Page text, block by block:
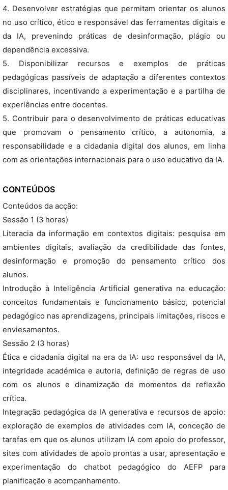
4. Desenvolver estratégias que permitam orientar os alunos
no uso crítico, ético e responsável das ferramentas digitais e
da IA, prevenindo práticas de desinformação, plágio ou
dependência excessiva.
5. Disponibilizar recursos e exemplos de práticas
pedagógicas passíveis de adaptação a diferentes contextos
disciplinares, incentivando a experimentação e a partilha de
experiências entre docentes.
5. Contribuir para o desenvolvimento de práticas educativas
que promovam o pensamento crítico, a autonomia, a
responsabilidade e a cidadania digital dos alunos, em linha
com as orientações internacionais para o uso educativo da IA.
CONTEÚDOS
Conteúdos da acção:
Sessão 1 (3 horas)
Literacia da informação em contextos digitais: pesquisa em
ambientes digitais, avaliação da credibilidade das fontes,
desinformação e promoção do pensamento crítico dos
alunos.
Introdução à Inteligência Artificial generativa na educação:
conceitos fundamentais e funcionamento básico, potencial
pedagógico nas aprendizagens, principais limitações, riscos e
enviesamentos.
Sessão 2 (3 horas)
Ética e cidadania digital na era da IA: uso responsável da IA,
integridade académica e autoria, definição de regras de uso
com os alunos e dinamização de momentos de reflexão
crítica.
Integração pedagógica da IA generativa e recursos de apoio:
exploração de exemplos de atividades com IA, conceção de
tarefas em que os alunos utilizam IA com apoio do professor,
sites com atividades de apoio prontas a usar, apresentação e
experimentação do chatbot pedagógico do AEFP para
planificação e acompanhamento.